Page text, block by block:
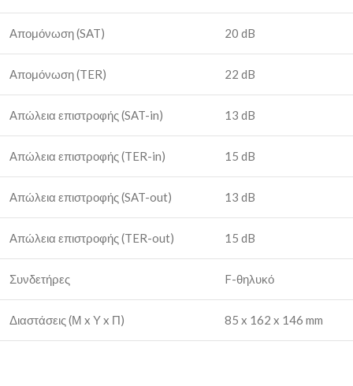
Απομόνωση (SAT) 20 dB
Απομόνωση (TER) 22 dB
Απώλεια επιστροφής (SAT-in) 13 dB
Απώλεια επιστροφής (TER-in) 15 dB
Απώλεια επιστροφής (SAT-out) 13 dB
Απώλεια επιστροφής (TER-out) 15 dB
Συνδετήρες F-θηλυκό
Διαστάσεις (Μ x Υ x Π) 85 x 162 x 146 mm